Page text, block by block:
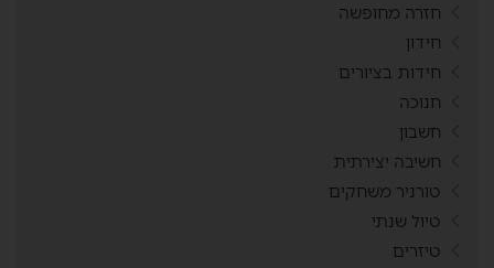
חזרה מחופשה
חידון
חידות בציורים
חנוכה
חשבון
חשיבה יצירתית
טורניר משחקים
טיול שנתי
טיזרים